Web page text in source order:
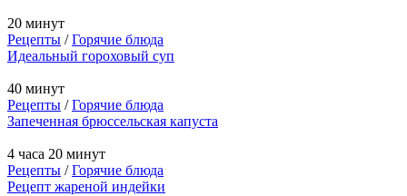
20 минут
Рецепты /Горячие блюда
Идеальный гороховый суп
40 минут
Рецепты /Горячие блюда
Запеченная брюссельская капуста
4 часа 20 минут
Рецепты /Горячие блюда
Рецепт жареной индейки